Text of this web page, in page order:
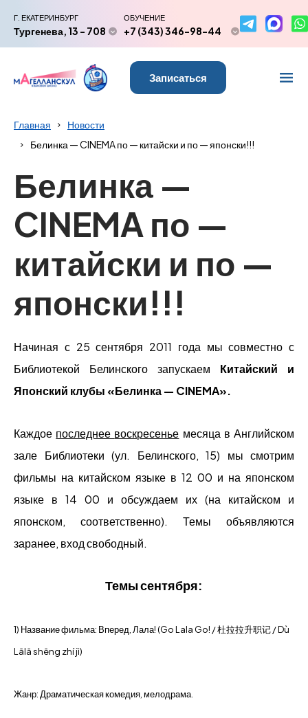
Г. ЕКАТЕРИНБУРГ
Тургенева, 13 - 708
ОБУЧЕНИЕ
+7 (343) 346-98-44
Записаться
Главная
Новости
Белинка — CINEMA по — китайски и по — японски!!!
Белинка —
CINEMA по —
китайски и по —
японски!!!
Начиная с 25 сентября 2011 года мы совместно с
Библиотекой Белинского запускаем Китайский и
Японский клубы «Белинка — CINEMA».
Каждое последнее воскресенье месяца в Английском
зале Библиотеки (ул. Белинского, 15) мы смотрим
фильмы на китайском языке в 12 00 и на японском
языке в 14 00 и обсуждаем их (на китайском и
японском, соответственно). Темы объявляются
заранее, вход свободный.
Темы сентября:
1) Название фильма: Вперед, Лала! (Go Lala Go! / 杜拉拉升职记 / Dù
Lālā shēng zhí jì)
Жанр: Драматическая комедия, мелодрама.